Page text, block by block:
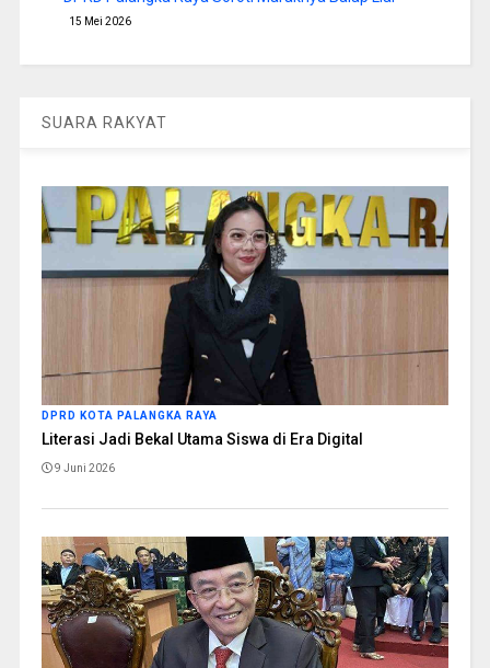
15 Mei 2026
SUARA RAKYAT
DPRD KOTA PALANGKA RAYA
Literasi Jadi Bekal Utama Siswa di Era Digital
9 Juni 2026